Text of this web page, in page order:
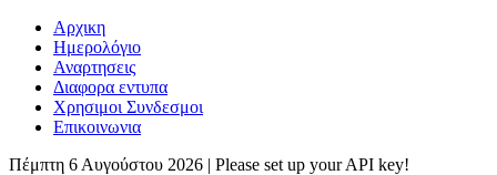
Αρχικη
Ημερολόγιο
Αναρτησεις
Διαφορα εντυπα
Χρησιμοι Συνδεσμοι
Επικοινωνια
Πέμπτη 6 Αυγούστου 2026 | Please set up your API key!